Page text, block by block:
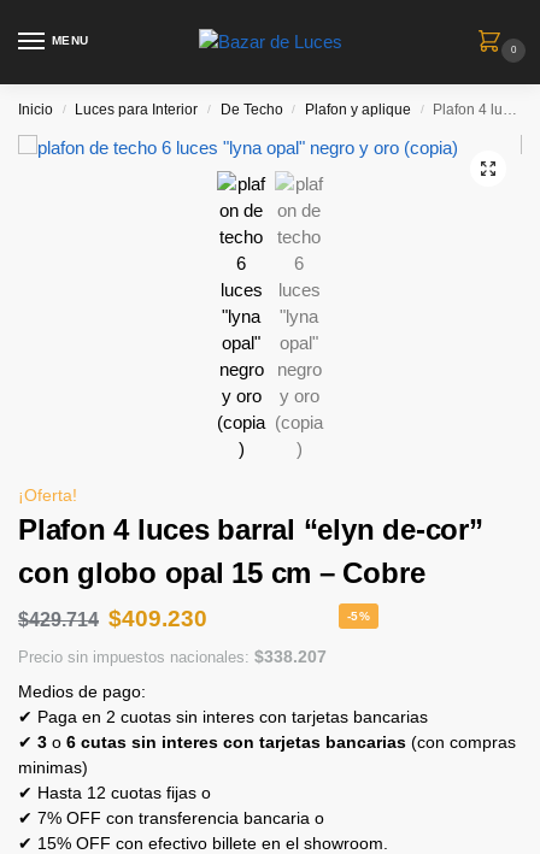
MENU
0
Inicio / Luces para Interior / De Techo / Plafon y aplique / Plafon 4 luces barral “elyn de-cor” con globo opal 15 cm – Cobre
¡Oferta!
Plafon 4 luces barral “elyn de-cor”
con globo opal 15 cm – Cobre
$429.714 $409.230
Precio sin impuestos nacionales: $338.207
-5%
Medios de pago:
✔ Paga en 2 cuotas sin interes con tarjetas bancarias
✔ 3 o 6 cutas sin interes con tarjetas bancarias (con compras
minimas)
✔ Hasta 12 cuotas fijas o
✔ 7% OFF con transferencia bancaria o
✔ 15% OFF con efectivo billete en el showroom.